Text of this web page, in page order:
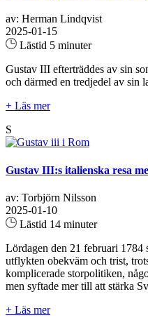
av: Herman Lindqvist
2025-01-15
Lästid 5 minuter
Gustav III efterträddes av sin
och därmed en tredjedel av sin
+ Läs mer
S
Gustav III:s italienska resa
av: Torbjörn Nilsson
2025-01-10
Lästid 14 minuter
Lördagen den 21 februari 1784
utflykten obekväm och trist,
komplicerade storpolitiken,
men syftade mer till att stärka
+ Läs mer